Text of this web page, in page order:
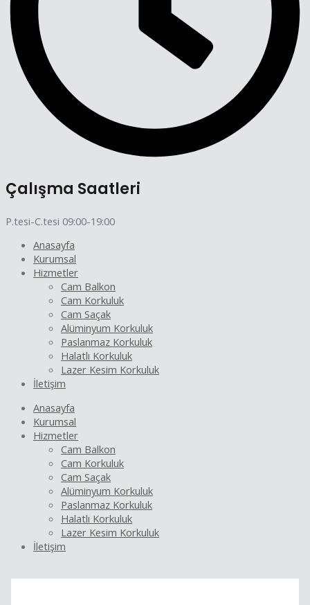
Çalışma Saatleri
P.tesi-C.tesi 09:00-19:00
Anasayfa
Kurumsal
Hizmetler
Cam Balkon
Cam Korkuluk
Cam Saçak
Alüminyum Korkuluk
Paslanmaz Korkuluk
Halatlı Korkuluk
Lazer Kesim Korkuluk
İletişim
Anasayfa
Kurumsal
Hizmetler
Cam Balkon
Cam Korkuluk
Cam Saçak
Alüminyum Korkuluk
Paslanmaz Korkuluk
Halatlı Korkuluk
Lazer Kesim Korkuluk
İletişim